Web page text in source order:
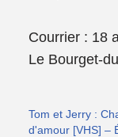
Courrier : 18
Le Bourget-
Tom et Jerry :
d'amour [VHS] –